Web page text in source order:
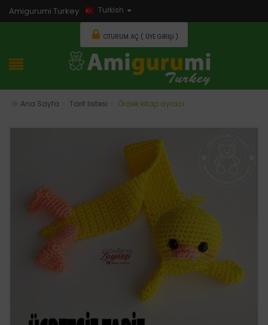
Amigurumi Turkey Turkish
OTURUM AÇ ( ÜYE GIRIŞI )
Ana Sayfa Tarif listesi Ördek kitap ayracı